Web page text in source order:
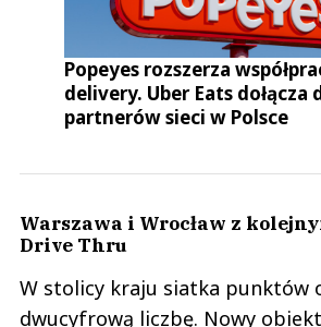
Popeyes rozszerza
delivery. Uber Eats dołącza
partnerów sieci w Polsce
Warszawa i Wrocław z
Drive Thru
W stolicy kraju siatka punktów
dwucyfrową liczbę. Nowy